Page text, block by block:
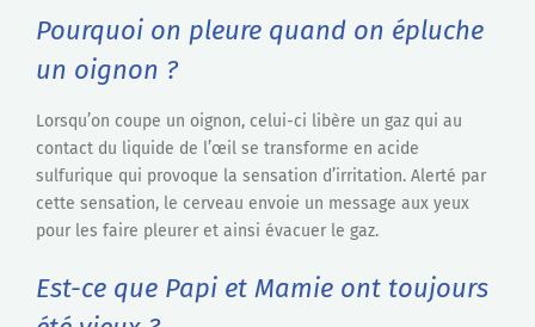
Pourquoi on pleure quand on épluche
un oignon ?
Lorsqu’on coupe un oignon, celui-ci libère un gaz qui au
contact du liquide de l’œil se transforme en acide
sulfurique qui provoque la sensation d’irritation. Alerté par
cette sensation, le cerveau envoie un message aux yeux
pour les faire pleurer et ainsi évacuer le gaz.
Est-ce que Papi et Mamie ont toujours